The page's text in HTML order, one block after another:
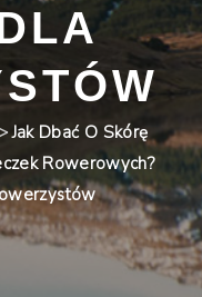
>Jak Dbać O Skórę
Rowerowych?